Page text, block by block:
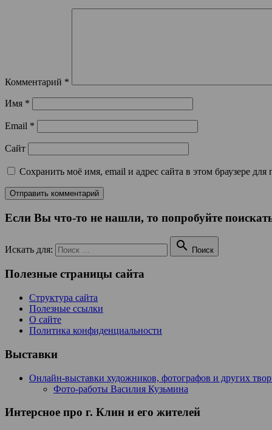
Комментарий *
Имя *
Email *
Сайт
Сохранить моё имя, email и адрес сайта в этом браузере
Если Вы что-то не нашли, то попробуйте
Искать для:  Поиск
Полезные страницы сайта
Структура сайта
Полезные ссылки
О сайте
Политика конфиденциальности
Выставки
Онлайн-выставки художников, фотографов и других
Фото-работы Василия Кузьмина
Интерсное про г. Клин и его жителей